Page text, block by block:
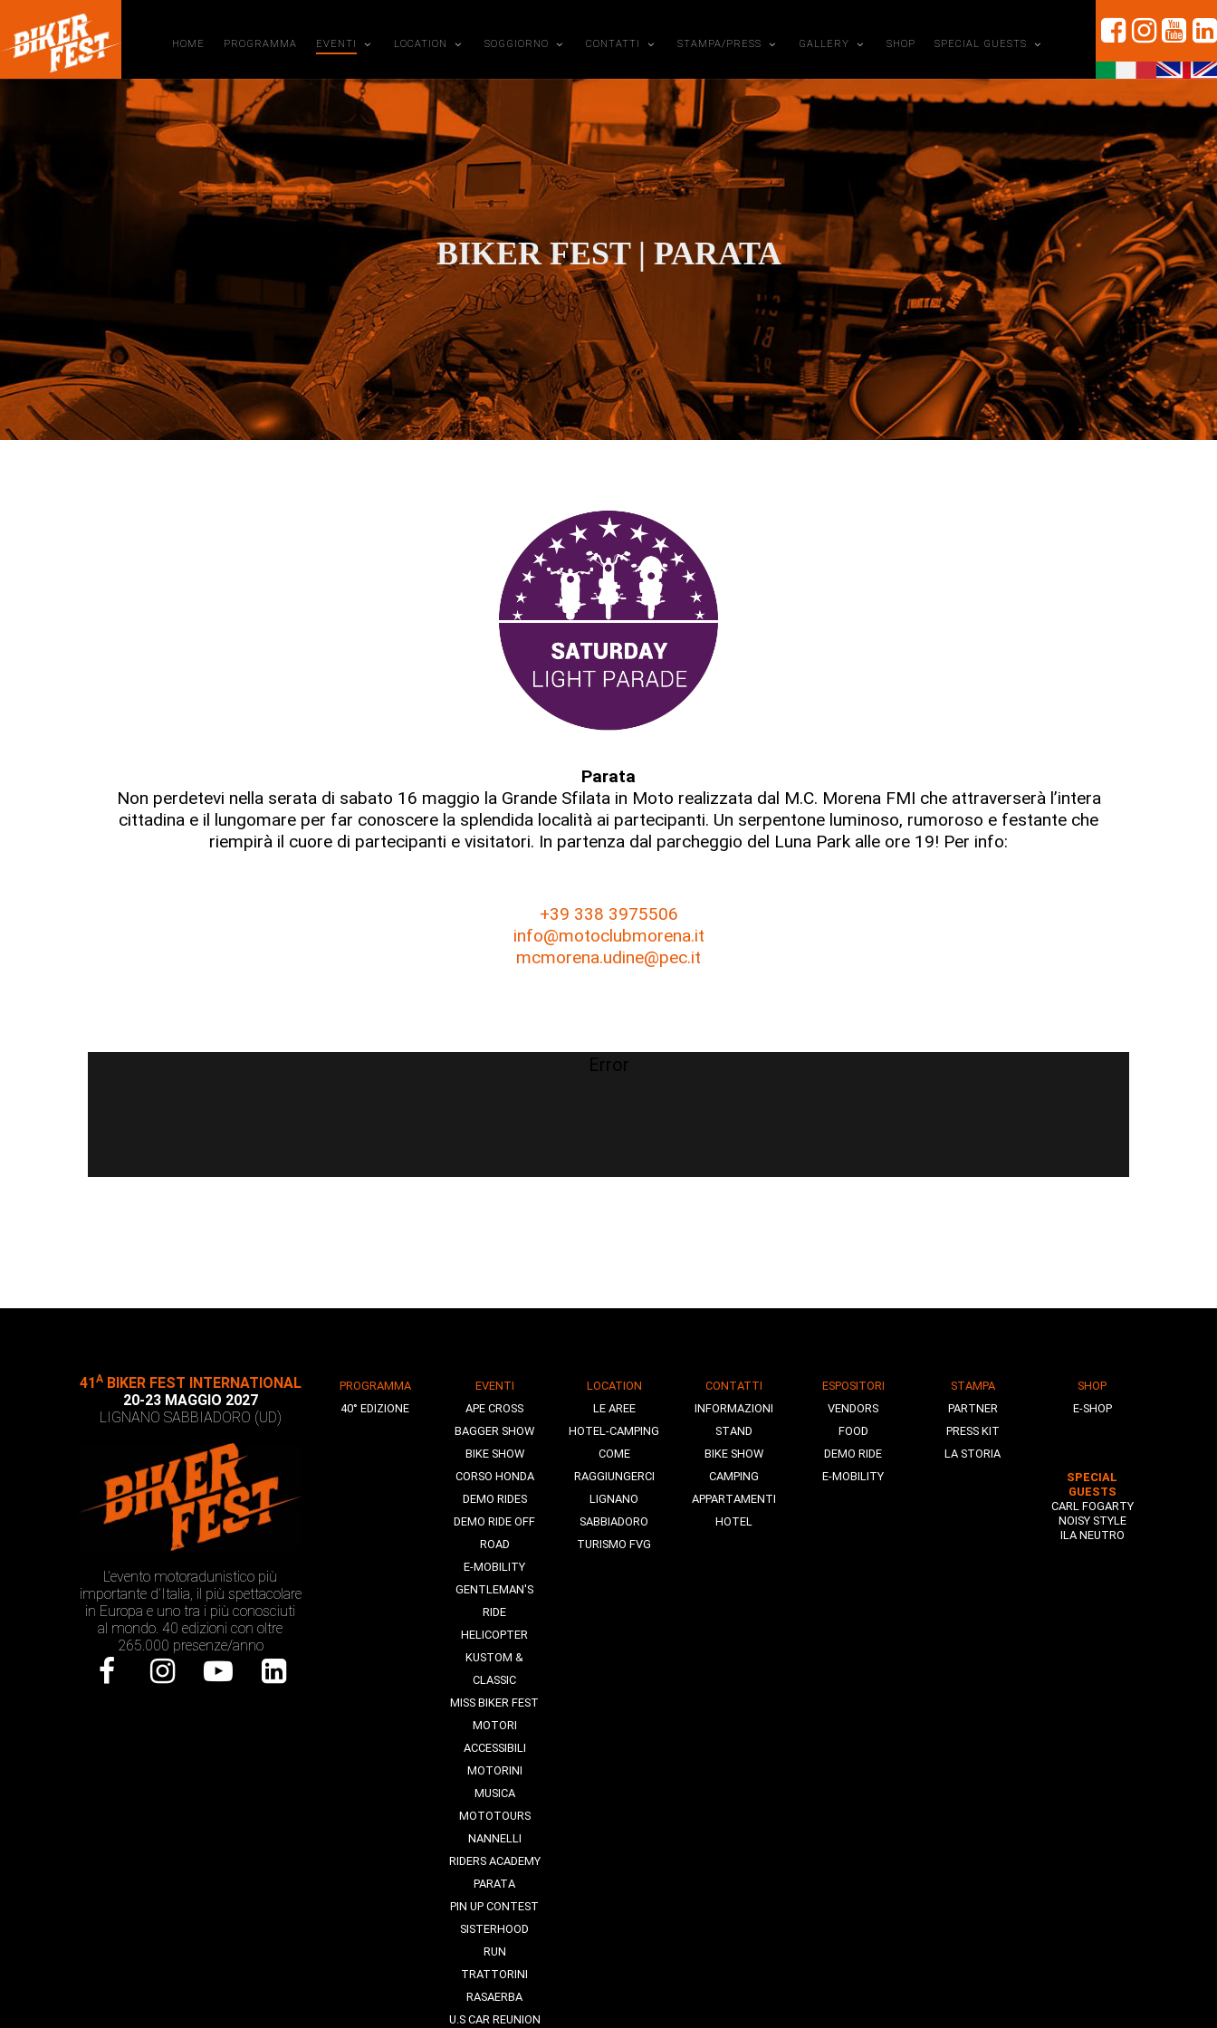
HOME PROGRAMMA EVENTI LOCATION SOGGIORNO CONTATTI STAMPA/PRESS GALLERY SHOP SPECIAL GUESTS
BIKER FEST | PARATA
Parata
Non perdetevi nella serata di sabato 16 maggio la Grande Sfilata in Moto realizzata dal M.C. Morena FMI che attraverserà l’intera
cittadina e il lungomare per far conoscere la splendida località ai partecipanti. Un serpentone luminoso, rumoroso e festante che
riempirà il cuore di partecipanti e visitatori. In partenza dal parcheggio del Luna Park alle ore 19! Per info:
+39 338 3975506
info@motoclubmorena.it
mcmorena.udine@pec.it
Error
41ABIKER FEST INTERNATIONAL
20-23 MAGGIO 2027
LIGNANO SABBIADORO (UD)
L’evento motoradunistico più
importante d’Italia, il più spettacolare
in Europa e uno tra i più conosciuti
al mondo. 40 edizioni con oltre
265.000 presenze/anno
PROGRAMMA
40° EDIZIONE
EVENTI
APE CROSS
BAGGER SHOW
BIKE SHOW
CORSO HONDA
DEMO RIDES
DEMO RIDE OFF
ROAD
E-MOBILITY
GENTLEMAN'S
RIDE
HELICOPTER
KUSTOM &
CLASSIC
MISS BIKER FEST
MOTORI
ACCESSIBILI
MOTORINI
MUSICA
MOTOTOURS
NANNELLI
RIDERS ACADEMY
PARATA
PIN UP CONTEST
SISTERHOOD
RUN
TRATTORINI
RASAERBA
U.S CAR REUNION
LOCATION
LE AREE
HOTEL-CAMPING
COME
RAGGIUNGERCI
LIGNANO
SABBIADORO
TURISMO FVG
CONTATTI
INFORMAZIONI
STAND
BIKE SHOW
CAMPING
APPARTAMENTI
HOTEL
ESPOSITORI
VENDORS
FOOD
DEMO RIDE
E-MOBILITY
STAMPA
PARTNER
PRESS KIT
LA STORIA
SHOP
E-SHOP
SPECIAL
GUESTS
CARL FOGARTY
NOISY STYLE
ILA NEUTRO